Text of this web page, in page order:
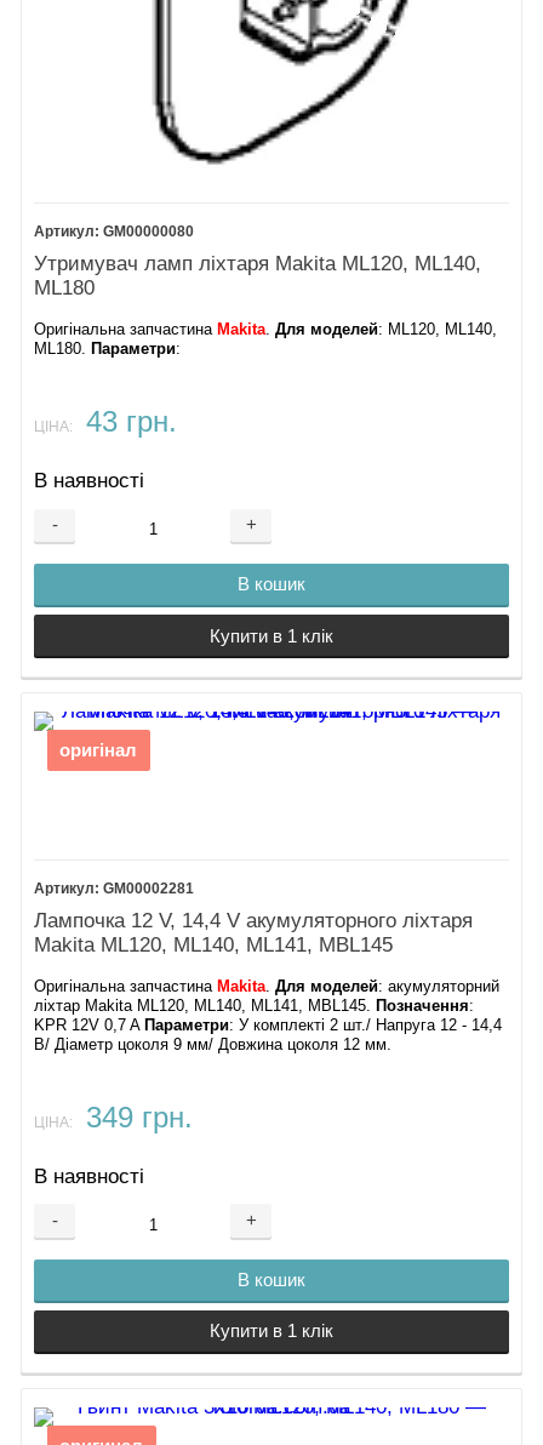
GM00000080
Утримувач ламп ліхтаря Makita ML120, ML140,
ML180
Оригінальна запчастина Makita.Для моделей: ML120, ML140,
ML180. Параметри:
ЦІНА: 43 грн.
В наявності
- +
В кошик
Купити в 1 клік
оригінал
GM00002281
Лампочка 12 V, 14,4 V акумуляторного ліхтаря
Makita ML120, ML140, ML141, MBL145
Оригінальна запчастина Makita.Для моделей: акумуляторний
ліхтар Makita ML120, ML140, ML141, MBL145. Позначення:
KPR 12V 0,7 A Параметри: У комплекті 2 шт./ Напруга 12 - 14,4
В/ Діаметр цоколя 9 мм/ Довжина цоколя 12 мм.
ЦІНА: 349 грн.
В наявності
- +
В кошик
Купити в 1 клік